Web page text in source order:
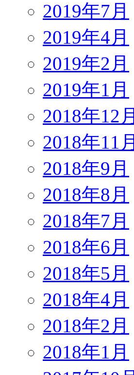
2019年7月
2019年4月
2019年2月
2019年1月
2018年12月
2018年11月
2018年9月
2018年8月
2018年7月
2018年6月
2018年5月
2018年4月
2018年2月
2018年1月